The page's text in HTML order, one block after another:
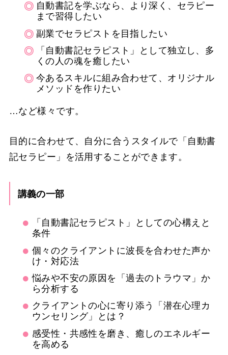
自動書記を学ぶなら、より深く、セラピー
まで習得したい
副業でセラピストを目指したい
「自動書記セラピスト」として独立し、多
くの人の魂を癒したい
今あるスキルに組み合わせて、オリジナル
メソッドを作りたい
…など様々です。
目的に合わせて、自分に合うスタイルで「自動書
記セラピー」を活用することができます。
講義の一部
「自動書記セラピスト」としての心構えと
条件
個々のクライアントに波長を合わせた声か
け・対応法
悩みや不安の原因を「過去のトラウマ」か
ら分析する
クライアントの心に寄り添う「潜在心理カ
ウンセリング」とは？
感受性・共感性を磨き、癒しのエネルギー
を高める